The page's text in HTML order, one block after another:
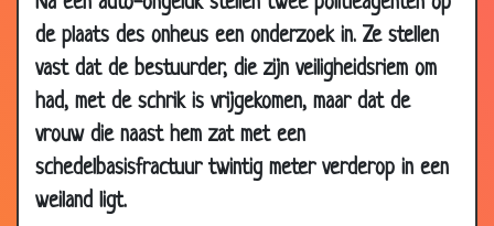
de plaats des onheus een onderzoek in. Ze stellen
vast dat de bestuurder, die zijn veiligheidsriem om
had, met de schrik is vrijgekomen, maar dat de
vrouw die naast hem zat met een
schedelbasisfractuur twintig meter verderop in een
weiland ligt.
26 Nov
2017
Verschil 2.88
18 May
2017
Spieren
12 Jan
2017
Logeren 2.91